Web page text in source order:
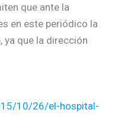
que ante la
en este periódico la
ya que la dirección
10/26/el-hospital-